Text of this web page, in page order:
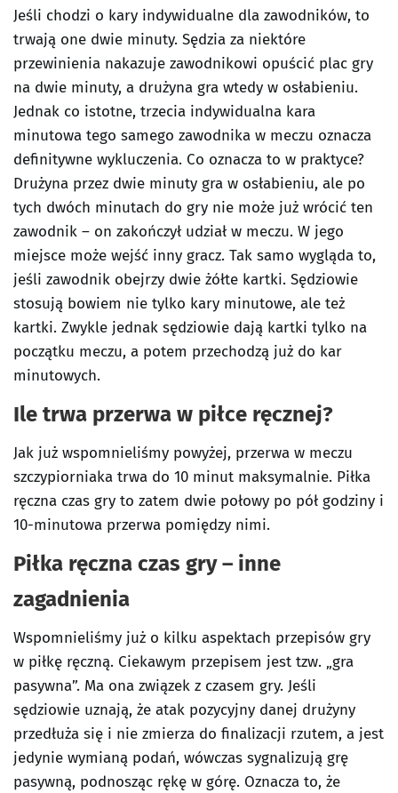
Jeśli chodzi o kary indywidualne dla zawodników, to
trwają one dwie minuty. Sędzia za niektóre
przewinienia nakazuje zawodnikowi opuścić plac gry
na dwie minuty, a drużyna gra wtedy w osłabieniu.
Jednak co istotne, trzecia indywidualna kara
minutowa tego samego zawodnika w meczu oznacza
definitywne wykluczenia. Co oznacza to w praktyce?
Drużyna przez dwie minuty gra w osłabieniu, ale po
tych dwóch minutach do gry nie może już wrócić ten
zawodnik – on zakończył udział w meczu. W jego
miejsce może wejść inny gracz. Tak samo wygląda to,
jeśli zawodnik obejrzy dwie żółte kartki. Sędziowie
stosują bowiem nie tylko kary minutowe, ale też
kartki. Zwykle jednak sędziowie dają kartki tylko na
początku meczu, a potem przechodzą już do kar
minutowych.
Ile trwa przerwa w piłce ręcznej?
Jak już wspomnieliśmy powyżej, przerwa w meczu
szczypiorniaka trwa do 10 minut maksymalnie. Piłka
ręczna czas gry to zatem dwie połowy po pół godziny i
10-minutowa przerwa pomiędzy nimi.
Piłka ręczna czas gry – inne
zagadnienia
Wspomnieliśmy już o kilku aspektach przepisów gry
w piłkę ręczną. Ciekawym przepisem jest tzw. „gra
pasywna”. Ma ona związek z czasem gry. Jeśli
sędziowie uznają, że atak pozycyjny danej drużyny
przedłuża się i nie zmierza do finalizacji rzutem, a jest
jedynie wymianą podań, wówczas sygnalizują grę
pasywną, podnosząc rękę w górę. Oznacza to, że